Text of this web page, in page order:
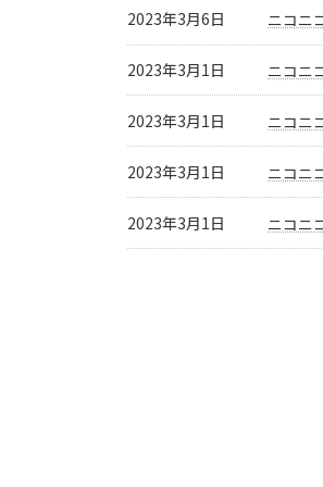
2023年3月6日 ニコニ
2023年3月1日 ニコニ
2023年3月1日 ニコニ
2023年3月1日 ニコニ
2023年3月1日 ニコニ